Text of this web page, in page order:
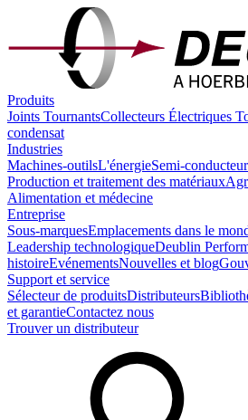
Produits
Joints TournantsCollecteurs Électriques
condensat
Industries
Machines-outilsL'énergieSemi-
Production et traitement des matériaux
Alimentation et médecine
Entreprise
Sous-marquesEmplacements dans le
Leadership technologiqueDeublin
histoireEvénementsNouvelles et blog
Support et service
Sélecteur de produitsDistributeurs
et garantieContactez nous
Trouver un distributeur